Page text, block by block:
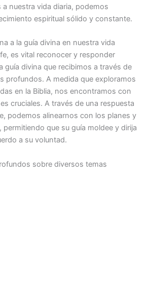
nuestra vida diaria, podemos
espiritual sólido y constante.
a la guía divina en nuestra vida
es vital reconocer y responder
guía divina que recibimos a través de
profundos. A medida que exploramos
en la Biblia, nos encontramos con
cruciales. A través de una respuesta
podemos alinearnos con los planes y
que su guía moldee y dirija
a su voluntad.
sobre diversos temas